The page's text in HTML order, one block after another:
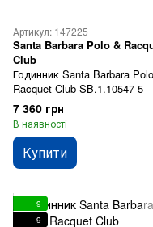
Артикул: 147225
Santa Barbara Polo &
Club
Годинник Santa Barbara
Racquet Club SB.1.10547-5
7 360 грн
В наявності
Купити
9
9